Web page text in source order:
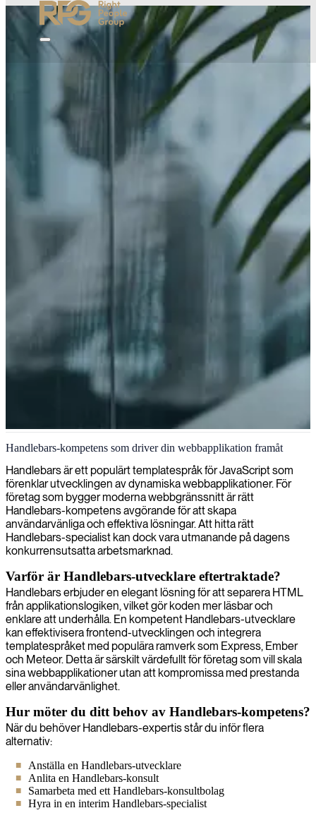
Handlebars-utvecklare
Handlebars-kompetens som driver din webbapplikation framåt
Handlebars är ett populärt templatespråk för JavaScript som
förenklar utvecklingen av dynamiska webbapplikationer. För
företag som bygger moderna webbgränssnitt är rätt
Handlebars-kompetens avgörande för att skapa
användarvänliga och effektiva lösningar. Att hitta rätt
Handlebars-specialist kan dock vara utmanande på dagens
konkurrensutsatta arbetsmarknad.
Varför är Handlebars-utvecklare eftertraktade?
Handlebars erbjuder en elegant lösning för att separera HTML
från applikationslogiken, vilket gör koden mer läsbar och
enklare att underhålla. En kompetent Handlebars-utvecklare
kan effektivisera frontend-utvecklingen och integrera
templatespråket med populära ramverk som Express, Ember
och Meteor. Detta är särskilt värdefullt för företag som vill skala
sina webbapplikationer utan att kompromissa med prestanda
eller användarvänlighet.
Hur möter du ditt behov av Handlebars-kompetens?
När du behöver Handlebars-expertis står du inför flera
alternativ:
Anställa en Handlebars-utvecklare
Anlita en Handlebars-konsult
Samarbeta med ett Handlebars-konsultbolag
Hyra in en interim Handlebars-specialist